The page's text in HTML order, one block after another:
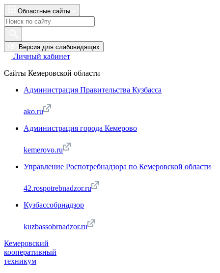
Областные сайты
Версия для слабовидящих
Личный кабинет
Сайты Кемеровской области
Администрация Правительства Кузбасса
ako.ru
Администрация города Кемерово
kemerovo.ru
Управление Роспотребнадзора по Кемеровской области
42.rospotrebnadzor.ru
Кузбассобрнадзор
kuzbassobrnadzor.ru
Кемеровский
кооперативный
техникум